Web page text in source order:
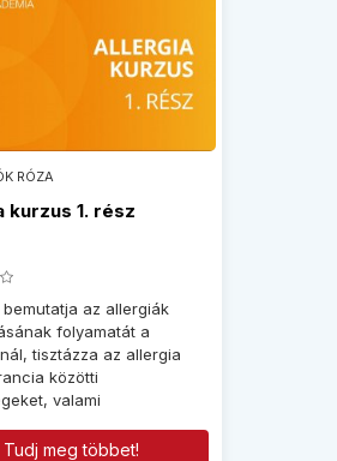
RÓZA
kurzus 1. rész
az allergiák
folyamatát a
tisztázza az allergia
közötti
valami
Tudj meg többet!